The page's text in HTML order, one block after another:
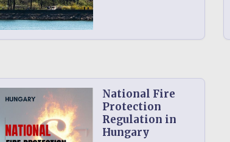
National Fire
Protection
Regulation in
Hungary